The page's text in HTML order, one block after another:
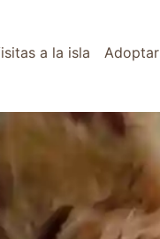
a la isla Adoptar